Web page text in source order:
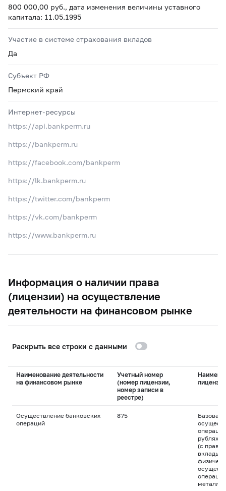
800 000,00 руб., дата изменения величины уставного
капитала: 11.05.1995
Участие в системе страхования вкладов
Да
Субъект РФ
Пермский край
Интернет-ресурсы
https://api.bankperm.ru
https://bankperm.ru
https://facebook.com/bankperm
https://lk.bankperm.ru
https://twitter.com/bankperm
https://vk.com/bankperm
https://www.bankperm.ru
Информация о наличии права
(лицензии) на осуществление
деятельности на финансовом рынке
Раскрыть все строки с данными
Наименование деятельности
на финансовом рынке
Учетный номер
(номер лицензии,
номер записи в
реестре)
лицензии
Осуществление банковских
операций
875
Базовая
рублях и
(с
вклады